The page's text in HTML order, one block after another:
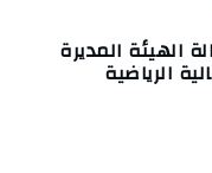
الهيئة المديرة
الرياضية